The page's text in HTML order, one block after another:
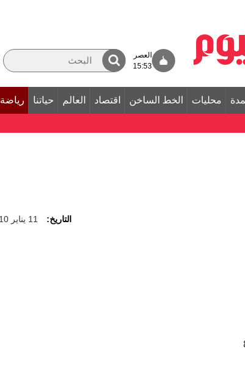
العصر
15:53
محليات الخط الساخن اقتصاد العالم حياتنا رياضة
التاريخ: 11 يناير 2010